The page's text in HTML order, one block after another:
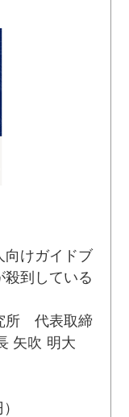
向けガイドブ
殺到している
所 代表取締
矢吹 明大